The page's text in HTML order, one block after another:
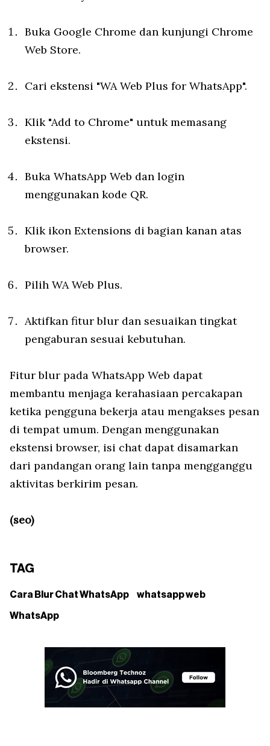
Buka Google Chrome dan kunjungi Chrome
Web Store.
Cari ekstensi "WA Web Plus for WhatsApp".
Klik "Add to Chrome" untuk memasang
ekstensi.
Buka WhatsApp Web dan login
menggunakan kode QR.
Klik ikon Extensions di bagian kanan atas
browser.
Pilih WA Web Plus.
Aktifkan fitur blur dan sesuaikan tingkat
pengaburan sesuai kebutuhan.
Fitur blur pada WhatsApp Web dapat
membantu menjaga kerahasiaan percakapan
ketika pengguna bekerja atau mengakses pesan
di tempat umum. Dengan menggunakan
ekstensi browser, isi chat dapat disamarkan
dari pandangan orang lain tanpa mengganggu
aktivitas berkirim pesan.
(seo)
TAG
Cara Blur Chat WhatsApp whatsapp web
WhatsApp